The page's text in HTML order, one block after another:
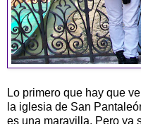
Lo primero que hay que
la iglesia de San
es una maravilla. Pero ya